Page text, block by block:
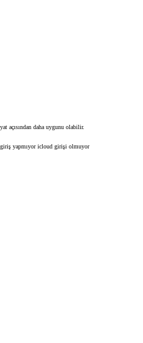
açısından daha uygunu olabilir.
yapmıyor icloud girişi olmuyor